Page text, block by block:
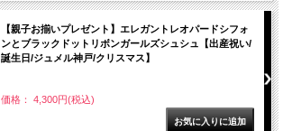
【親子お揃いプレゼント】エレガントレオパードシフォ
ンとブラックドットリボンガールズシュシュ【出産祝い/
誕生日/ジュメル神戸/クリスマス】
価格： 4,300円(税込)